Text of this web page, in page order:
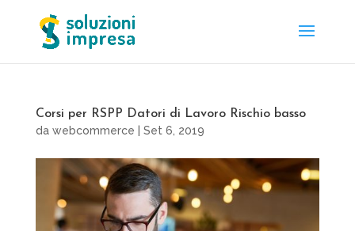
Corsi per RSPP Datori di Lavoro Rischio basso
da webcommerce Set 6, 2019